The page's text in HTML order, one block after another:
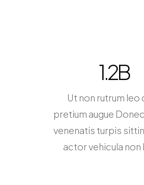
1.7B
Ut non rutrum leo
pretium augue
venenatis turpis
actor vehicula non